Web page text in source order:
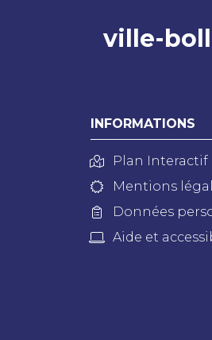
ville-
INFORMATIONS
Plan Interactif
Mentions
Données
Aide et